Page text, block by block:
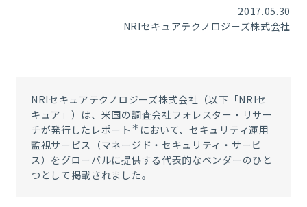
2017.05.30
NRIセキュアテクノロジーズ株式会社
NRIセキュアテクノロジーズ株式会社（以下「NRIセ
キュア」）は、米国の調査会社フォレスター・リサー
チが発行したレポート ＊ において、セキュリティ運用
監視サービス（マネージド・セキュリティ・サービ
ス）をグローバルに提供する代表的なベンダーのひと
つとして掲載されました。